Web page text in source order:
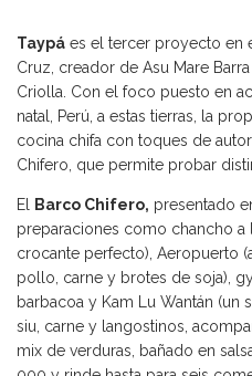
Taypá es el tercer proyecto en
Cruz, creador de Asu Mare
Criolla. Con el foco puesto en
natal, Perú, a estas tierras, la
cocina chifa con toques de
Chifero, que permite probar
El Barco Chifero, presentado
preparaciones como chancho a
crocante perfecto), Aeropuerto
pollo, carne y brotes de soja),
barbacoa y Kam Lu Wantán
siu, carne y langostinos,
mix de verduras, bañado en